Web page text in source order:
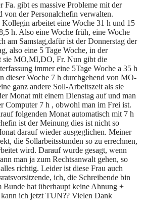
Fa. gibt es massive Probleme mit der
von der Personalchefin verwalten.
arbeitet eine Woche 31 h und 15
h. Also eine Woche früh, eine Woche
am Samstag,dafür ist der Donnerstag der
also eine 5 Tage Woche, in der
sie MO,MI,DO, Fr. Nun gibt die
immer eine 5Tage Woche a 35 h
dieser Woche 7 h durchgehend von MO-
ganz andere Soll-Arbeitszeit als sie
Monat mit einem Dienstag auf und man
Computer 7 h , obwohl man im Frei ist.
folgenden Monat automatisch mit 7 h
ist der Meinung dies ist nicht so
darauf wieder ausgeglichen. Meiner
die Sollarbeitsstunden so zu errechnen,
wird. Darauf wurde gesagt, wenn
man ja zum Rechtsanwalt gehen, so
richtig. Leider ist diese Frau auch
ich, die Schreibende bin
Bunde hat überhaupt keine Ahnung +
kann ich jetzt TUN?? Vielen Dank